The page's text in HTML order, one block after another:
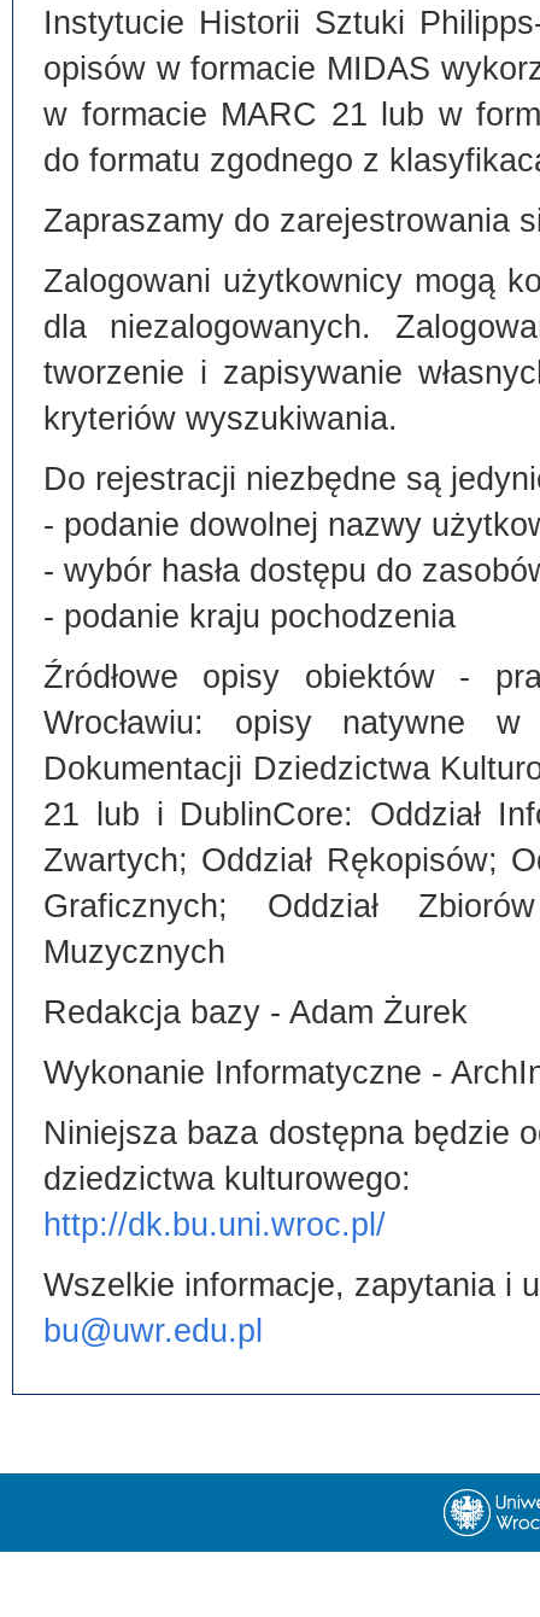
Instytucie Historii Sztuki
opisów w formacie MIDAS
w formacie MARC 21 lub w
do formatu zgodnego z
Zapraszamy do zarejestrowania
Zalogowani użytkownicy mogą
dla niezalogowanych.
tworzenie i zapisywanie
kryteriów wyszukiwania.
Do rejestracji niezbędne są
- podanie dowolnej nazwy
- wybór hasła dostępu do
- podanie kraju pochodzenia
Źródłowe opisy obiektów -
Wrocławiu: opisy natywne
Dokumentacji Dziedzictwa
21 lub i DublinCore: Oddział
Zwartych; Oddział Rękopisów;
Graficznych; Oddział
Muzycznych
Redakcja bazy - Adam Żurek
Wykonanie Informatyczne -
Niniejsza baza dostępna będzie
dziedzictwa kulturowego:
http://dk.bu.uni.wroc.pl/
Wszelkie informacje, zapytania i
bu@uwr.edu.pl